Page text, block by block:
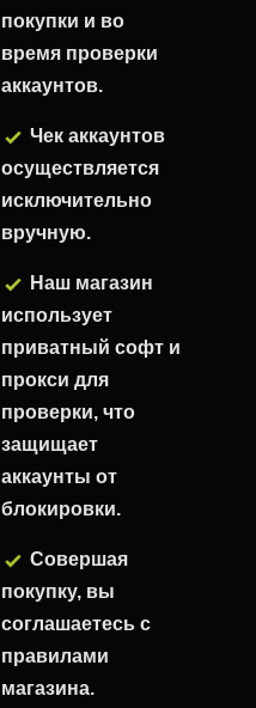
покупки и во
время проверки
аккаунтов.
Чек аккаунтов
осуществляется
исключительно
вручную.
Наш магазин
использует
приватный софт и
прокси для
проверки, что
защищает
аккаунты от
блокировки.
Совершая
покупку, вы
соглашаетесь с
правилами
магазина.